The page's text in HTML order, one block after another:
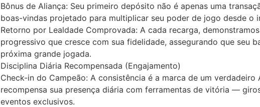
Bônus de Aliança: Seu primeiro depósito não é apenas uma
boas-vindas projetado para multiplicar seu poder de jogo desde o
Retorno por Lealdade Comprovada: A cada recarga,
progressivo que cresce com sua fidelidade, assegurando que seu
próxima grande jogada.
Disciplina Diária Recompensada (Engajamento)
Check-in do Campeão: A consistência é a marca de um
recompensa sua presença diária com ferramentas de vitória —
eventos exclusivos.